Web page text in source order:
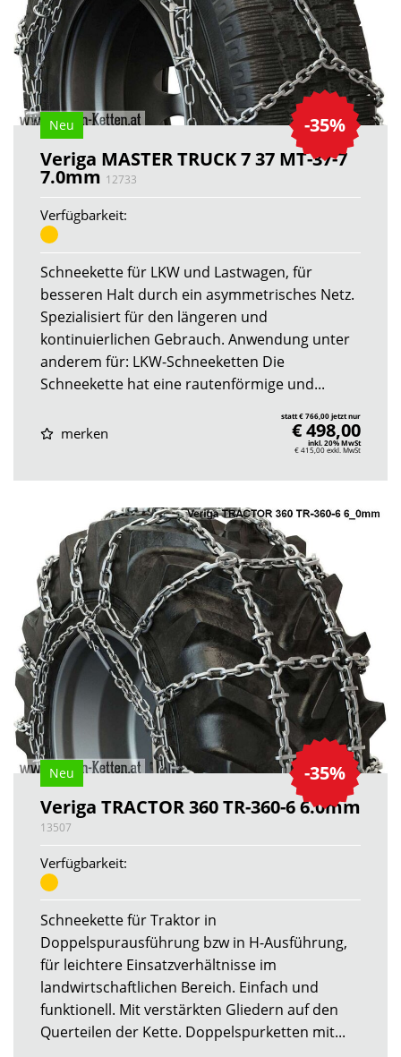
-35%
Neu
Veriga MASTER TRUCK 7 37 MT-37-7
7.0mm 12733
Verfügbarkeit:
Schneekette für LKW und Lastwagen, für
besseren Halt durch ein asymmetrisches Netz.
Spezialisiert für den längeren und
kontinuierlichen Gebrauch. Anwendung unter
anderem für: LKW-Schneeketten Die
Schneekette hat eine rautenförmige und...
merken
statt € 766,00 jetzt nur
€ 498,00
inkl. 20% MwSt
€ 415,00exkl. MwSt
-35%
Neu
Veriga TRACTOR 360 TR-360-6 6.0mm
13507
Verfügbarkeit:
Schneekette für Traktor in
Doppelspurausführung bzw in H-Ausführung,
für leichtere Einsatzverhältnisse im
landwirtschaftlichen Bereich. Einfach und
funktionell. Mit verstärkten Gliedern auf den
Querteilen der Kette. Doppelspurketten mit...